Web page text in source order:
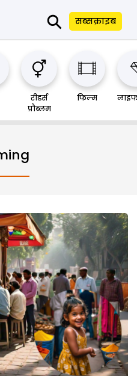
⚲ सब्सक्राइब
रीडर्स
प्रौब्लम
फिल्म